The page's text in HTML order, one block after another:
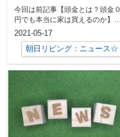
今回は前記事【頭金とは？頭金０
円でも本当に家は買えるのか】で
もちらっとお話させていただいた
諸経費のお...
2021-05-17
朝日リビング：ニュース☆